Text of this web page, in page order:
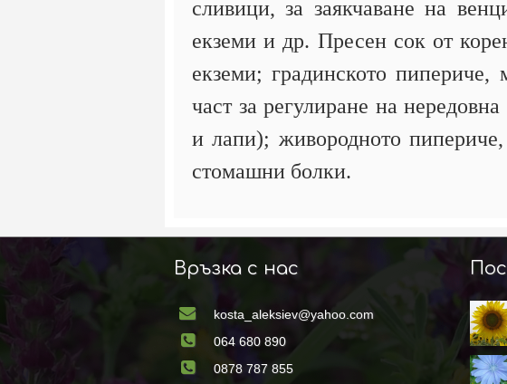
сливици, за заякчаване на
екземи и др. Пресен сок от
екземи; градинското пипериче,
част за регулиране на
и лапи); живородното пипериче,
стомашни болки.
Връзка с нас
kosta_aleksiev@yahoo.com
064 680 890
0878 787 855